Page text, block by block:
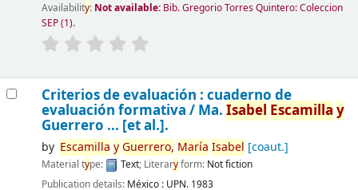
Availability: Not available: Bib. Gregorio Torres Quintero: Coleccion
SEP(1).
Criterios de evaluación : cuaderno de
evaluación formativa / Ma. Isabel Escamilla y
Guerrero ... [et al.].
by Escamilla yGuerrero, María Isabel [coaut.]
Material type: Text; Literaryform: Not fiction
Publication details: México : UPN. 1983